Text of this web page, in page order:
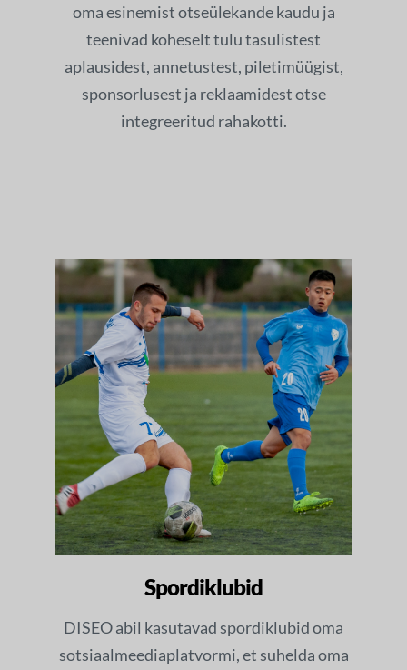
oma esinemist otseülekande kaudu ja
teenivad koheselt tulu tasulistest
aplausidest, annetustest, piletimüügist,
sponsorlusest ja reklaamidest otse
integreeritud rahakotti.
Spordiklubid
DISEO abil kasutavad spordiklubid oma
sotsiaalmeediaplatvormi, et suhelda oma